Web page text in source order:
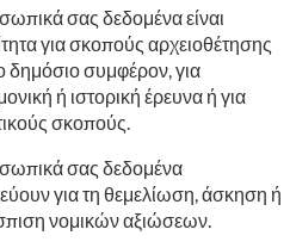
σας δεδομένα είναι
για σκοπούς αρχειοθέτησης
δημόσιο συμφέρον, για
ή ιστορική έρευνα ή για
σκοπούς.
σας δεδομένα
για τη θεμελίωση, άσκηση ή
νομικών αξιώσεων.